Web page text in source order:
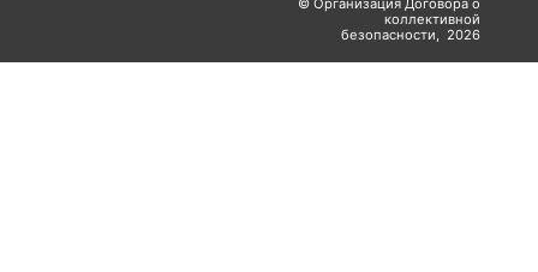
© Организация Договора о
коллективной
безопасности, 2026